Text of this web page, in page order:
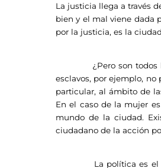
La justicia llega a través
bien y el mal viene dada
por la justicia, es la
¿Pero son todos los
esclavos, por ejemplo,
particular, al ámbito de
En el caso de la mujer
mundo de la ciudad.
ciudadano de la acción
La política es el